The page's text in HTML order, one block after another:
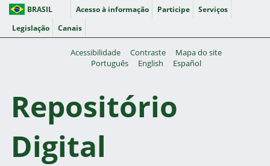
BRASIL Acesso à informação Participe
Serviços
Legislação
Canais
Acessibilidade Contraste
Mapa do site
Português
English Español
Repositório
Digital